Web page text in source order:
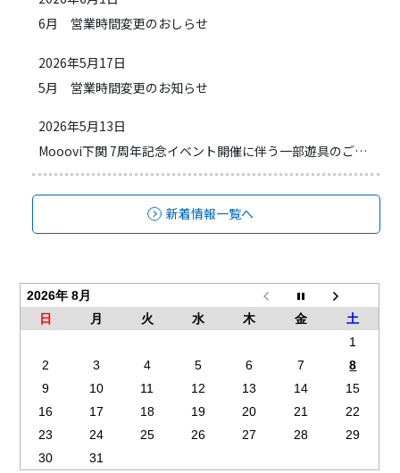
6月 営業時間変更のおしらせ
2026年5月17日
5月 営業時間変更のお知らせ
2026年5月13日
Mooovi下関 7周年記念イベント開催に伴う一部遊具のご利用方法変更のお知らせ
新着情報一覧へ
2026年 8月
日
月 火 水 木 金
土
1
2
3 4 5 6 7
8
9
10 11 12 13 14
15
16
17 18 19 20 21
22
23
24 25 26 27 28
29
30
31